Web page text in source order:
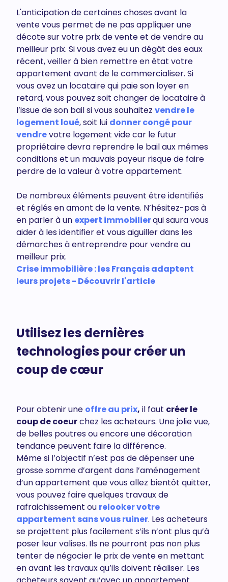
L'anticipation de certaines choses avant la
vente vous permet de ne pas appliquer une
décote sur votre prix de vente et de vendre au
meilleur prix. Si vous avez eu un dégât des eaux
récent, veiller à bien remettre en état votre
appartement avant de le commercialiser. Si
vous avez un locataire qui paie son loyer en
retard, vous pouvez soit changer de locataire à
l’issue de son bail si vous souhaitez vendre le
logement loué, soit lui donner congé pour
vendrevotre logement vide car le futur
propriétaire devra reprendre le bail aux mêmes
conditions et un mauvais payeur risque de faire
perdre de la valeur à votre appartement.
De nombreux éléments peuvent être identifiés
et réglés en amont de la vente. N’hésitez-pas à
en parler à un expert immobilierqui saura vous
aider à les identifier et vous aiguiller dans les
démarches à entreprendre pour vendre au
meilleur prix.
Crise immobilière : les Français adaptent
leurs projets - Découvrir l'article
Utilisez les dernières
technologies pour créer un
coup de cœur
Pour obtenir une offre au prix, il faut créer le
coup de coeurchez les acheteurs. Une jolie vue,
de belles poutres ou encore une décoration
tendance peuvent faire la différence.
Même si l’objectif n’est pas de dépenser une
grosse somme d’argent dans l’aménagement
d’un appartement que vous allez bientôt quitter,
vous pouvez faire quelques travaux de
rafraichissement ou relooker votre
appartement sans vous ruiner. Les acheteurs
se projettent plus facilement s’ils n’ont plus qu’à
poser leur valises. Ils ne pourront pas non plus
tenter de négocier le prix de vente en mettant
en avant les travaux qu’ils doivent réaliser. Les